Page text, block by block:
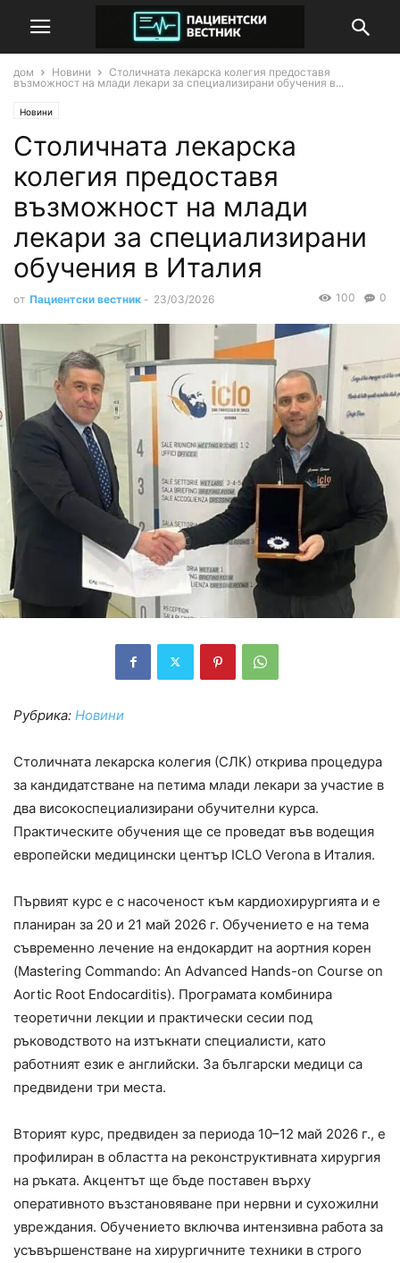
дом Новини
Столичната лекарска колегия предоставя
възможност на млади лекари за специализирани обучения в...
Новини
Столичната лекарска
колегия предоставя
възможност на млади
лекари за специализирани
обучения в Италия
от Пациентски вестник - 23/03/2026 0
100
Рубрика: Новини
Столичната лекарска колегия (СЛК) открива процедура
за кандидатстване на петима млади лекари за участие в
два високоспециализирани обучителни курса.
Практическите обучения ще се проведат във водещия
европейски медицински център ICLO Verona в Италия.
Първият курс е с насоченост към кардиохирургията и е
планиран за 20 и 21 май 2026 г. Обучението е на тема
съвременно лечение на ендокардит на аортния корен
(Mastering Commando: An Advanced Hands-on Course on
Aortic Root Endocarditis). Програмата комбинира
теоретични лекции и практически сесии под
ръководството на изтъкнати специалисти, като
работният език е английски. За български медици са
предвидени три места.
Вторият курс, предвиден за периода 10–12 май 2026 г., е
профилиран в областта на реконструктивната хирургия
на ръката. Акцентът ще бъде поставен върху
оперативното възстановяване при нервни и сухожилни
увреждания. Обучението включва интензивна работа за
усъвършенстване на хирургичните техники в строго